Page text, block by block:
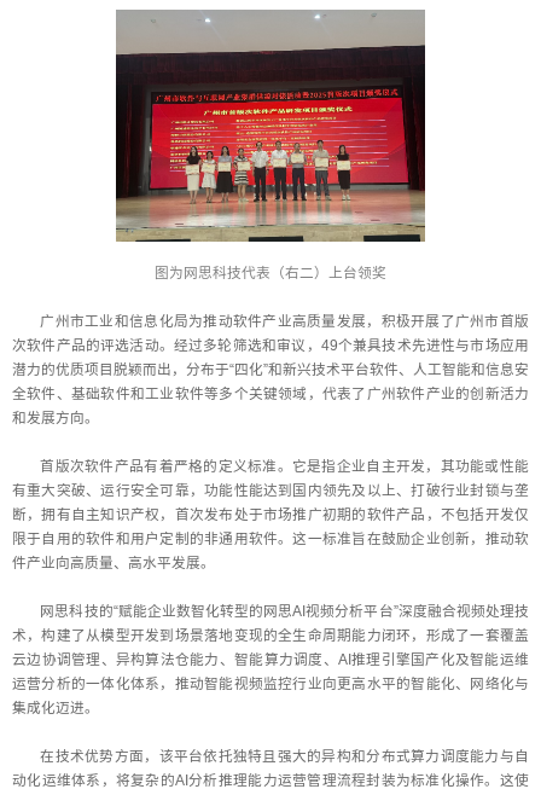
图为网思科技代表（右二）上台领奖
广州市工业和信息化局为推动软件产业高质量发展，积极开展了广州市首版
次软件产品的评选活动。经过多轮筛选和审议，49个兼具技术先进性与市场应用
潜力的优质项目脱颖而出，分布于“四化”和新兴技术平台软件、人工智能和信息安
全软件、基础软件和工业软件等多个关键领域，代表了广州软件产业的创新活力
和发展方向。
首版次软件产品有着严格的定义标准。它是指企业自主开发，其功能或性能
有重大突破、运行安全可靠，功能性能达到国内领先及以上、打破行业封锁与垄
断，拥有自主知识产权，首次发布处于市场推广初期的软件产品，不包括开发仅
限于自用的软件和用户定制的非通用软件。这一标准旨在鼓励企业创新，推动软
件产业向高质量、高水平发展。
网思科技的“赋能企业数智化转型的网思AI视频分析平台”深度融合视频处理技
术，构建了从模型开发到场景落地变现的全生命周期能力闭环，形成了一套覆盖
云边协调管理、异构算法仓能力、智能算力调度、AI推理引擎国产化及智能运维
运营分析的一体化体系，推动智能视频监控行业向更高水平的智能化、网络化与
集成化迈进。
在技术优势方面，该平台依托独特且强大的异构和分布式算力调度能力与自
动化运维体系，将复杂的AI分析推理能力运营管理流程封装为标准化操作。这使